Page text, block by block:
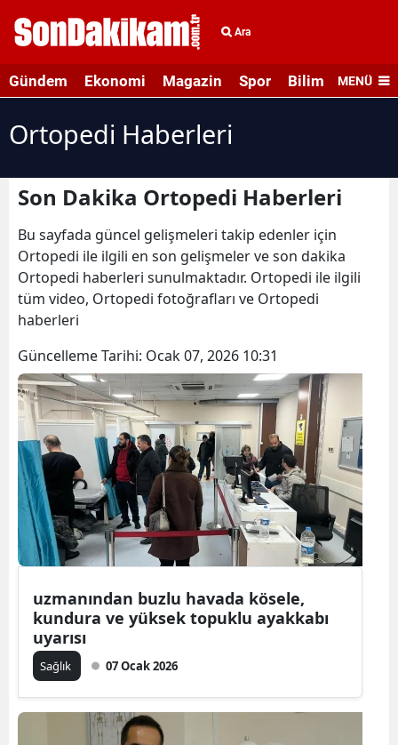
Ara
Gündem Ekonomi Magazin Spor Bilim veMENÜ
Ortopedi Haberleri
Son Dakika Ortopedi Haberleri
Bu sayfada güncel gelişmeleri takip edenler için
Ortopedi ile ilgili en son gelişmeler ve son dakika
Ortopedi haberleri sunulmaktadır. Ortopedi ile ilgili
tüm video, Ortopedi fotoğrafları ve Ortopedi
haberleri
Güncelleme Tarihi: Ocak 07, 2026 10:31
uzmanından buzlu havada kösele,
kundura ve yüksek topuklu ayakkabı
uyarısı
Sağlık 07 Ocak 2026